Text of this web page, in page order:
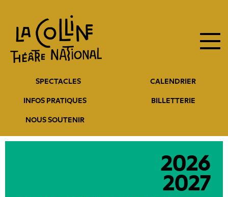
contenu
principal
entête
SPECTACLES CALENDRIER
INFOS PRATIQUES BILLETTERIE
NOUS SOUTENIR
principale
2026
2027